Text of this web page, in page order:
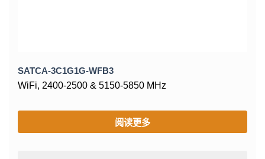
SATCA-3C1G1G-WFB3
WiFi, 2400-2500 & 5150-5850 MHz
阅读更多